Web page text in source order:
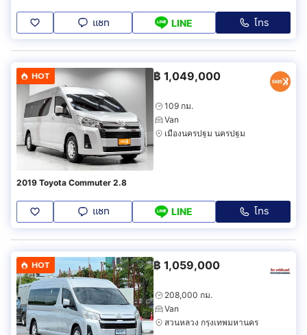
แชท LINE โทร
HOT ฿ 1,049,000
109 กม.
Van
เมืองนครปฐม นครปฐม
2019 Toyota Commuter 2.8
แชท LINE โทร
HOT ฿ 1,059,000
208,000 กม.
Van
สวนหลวง กรุงเทพมหานคร